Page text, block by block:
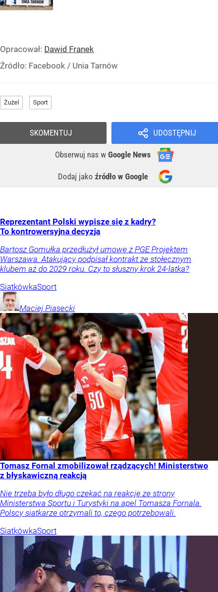
Opracował: Dawid Franek
Źródło: Facebook / Unia Tarnów
Żużel Sport
UDOSTĘPNIJ
Obserwuj nas w Google News
Dodaj jako źródło w Google
SKOMENTUJ
Reprezentant Polski wypisze się z kadry?
To kontrowersyjna decyzja
Bartosz Gomułka przedłużył umowę z PGE Projektem
Warszawa. Atakujący podpisał kontrakt ze stołecznym
klubem aż do 2029 roku. Czy to słuszny krok 24-latka?
SiatkówkaSport
Maciej Piasecki
Tomasz Fornal zmobilizował rządzących! Ministerstwo
z błyskawiczną reakcją
Nie trzeba było długo czekać na reakcję ze strony
Ministerstwa Sportu i Turystyki na apel Tomasza Fornala.
Polscy siatkarze otrzymali to, czego potrzebowali.
SiatkówkaSport